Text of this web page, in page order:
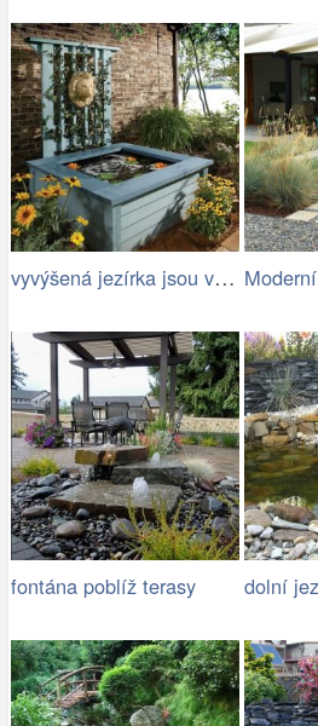
vyvýšená jezírka jsou vhodná pro rodiny…
fontána poblíž terasy dolní